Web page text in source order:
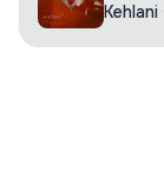
Kehlani